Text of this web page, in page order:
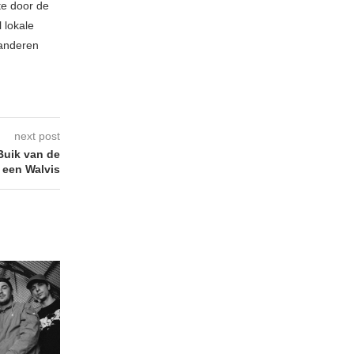
door de
lokale
next post
van de
Walvis